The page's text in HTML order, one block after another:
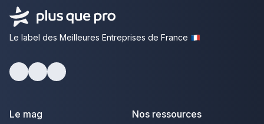
Le label des Meilleures Entreprises de France
Le mag Nos ressources